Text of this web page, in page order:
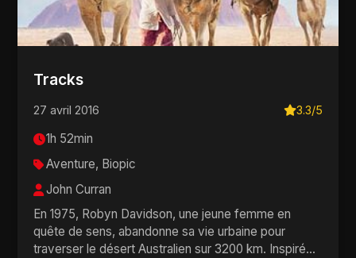
Tracks
27 avril 2016 3.3/5
1h 52min
Aventure, Biopic
John Curran
En 1975, Robyn Davidson, une jeune femme en
quête de sens, abandonne sa vie urbaine pour
traverser le désert Australien sur 3200 km. Inspiré